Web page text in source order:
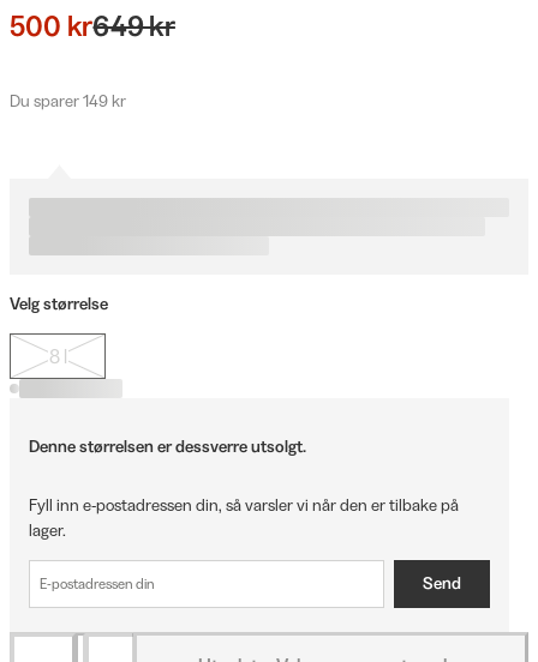
500 kr649 kr
Du sparer 149 kr
Velg størrelse
8 l
Denne størrelsen er dessverre utsolgt.
Fyll inn e-postadressen din, så varsler vi når den er tilbake på
lager.
Send